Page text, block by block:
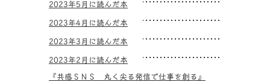
2023年5月に読んだ本
2023年4月に読んだ本
2023年3月に読んだ本
2023年2月に読んだ本
『共感ＳＮＳ 丸く尖る発信で仕事を創る』